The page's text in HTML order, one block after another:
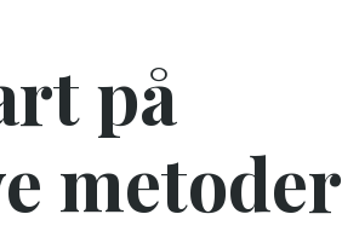
på
metoder